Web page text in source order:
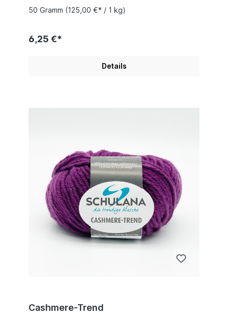
50 Gramm (125,00 €* / 1 kg)
6,25 €*
Details
Cashmere-Trend